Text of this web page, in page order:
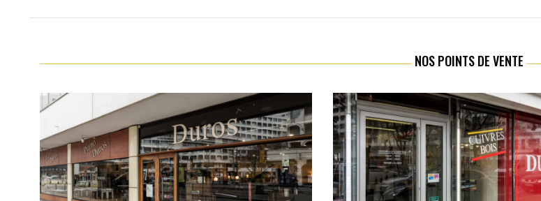
NOS POINTS DE VENTE